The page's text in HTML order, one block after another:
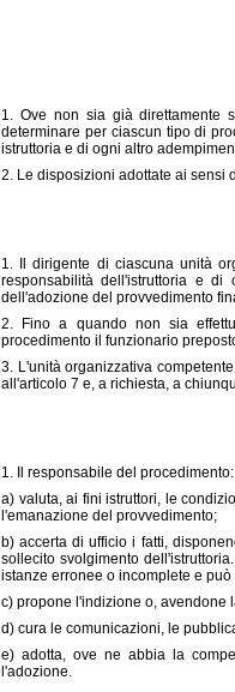
1. Ove non sia già direttamente
determinare per ciascun tipo di
istruttoria e di ogni altro
2. Le disposizioni adottate ai sensi
1. Il dirigente di ciascuna unità
responsabilità dell'istruttoria e di
dell'adozione del provvedimento
2. Fino a quando non sia
procedimento il funzionario
3. L'unità organizzativa
all'articolo 7 e, a richiesta, a
1. Il responsabile del procedimento:
a) valuta, ai fini istruttori, le
l'emanazione del provvedimento;
b) accerta di ufficio i fatti,
sollecito svolgimento
istanze erronee o incomplete e
c) propone l'indizione o, avendone
d) cura le comunicazioni, le
e) adotta, ove ne abbia la
l'adozione.